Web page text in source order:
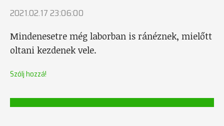
2021.02.17 23:06:00
Mindenesetre még laborban is ránéznek, mielőtt
oltani kezdenek vele.
Szólj hozzá!